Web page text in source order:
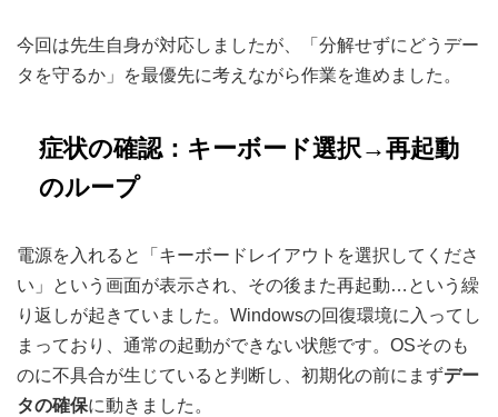
今回は先生自身が対応しましたが、「分解せずにどうデー
タを守るか」を最優先に考えながら作業を進めました。
症状の確認：キーボード選択→再起動
のループ
電源を入れると「キーボードレイアウトを選択してくださ
い」という画面が表示され、その後また再起動…という繰
り返しが起きていました。Windowsの回復環境に入ってし
まっており、通常の起動ができない状態です。OSそのも
のに不具合が生じていると判断し、初期化の前にまずデー
タの確保に動きました。